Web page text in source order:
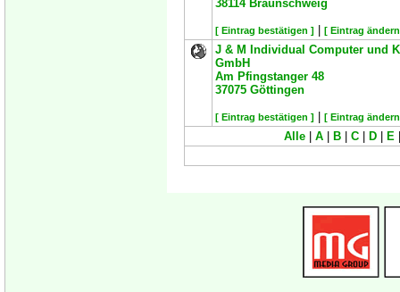
38114 Braunschweig
[ Eintrag bestätigen ] [ Eintrag
J & M Individual Computer und
GmbH
Am Pfingstanger 48
37075 Göttingen
[ Eintrag bestätigen ] [ Eintrag
Alle A B C D E